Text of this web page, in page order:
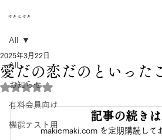
​マキエマキ
All
お知らせ
有料会員向け
機能テスト用
All
愛だの恋だのといった
2025年3月22日
5つ星のうちNaNと評価されています
記事の続き
makiemaki.com を定期購読して